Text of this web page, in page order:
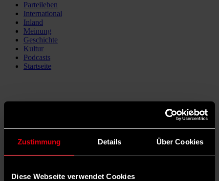
Zustimmung Details Über Cookies
Diese Webseite verwendet Cookies
Parteileben
International
Inland
Meinung
Geschichte
Kultur
Podcasts
Startseite